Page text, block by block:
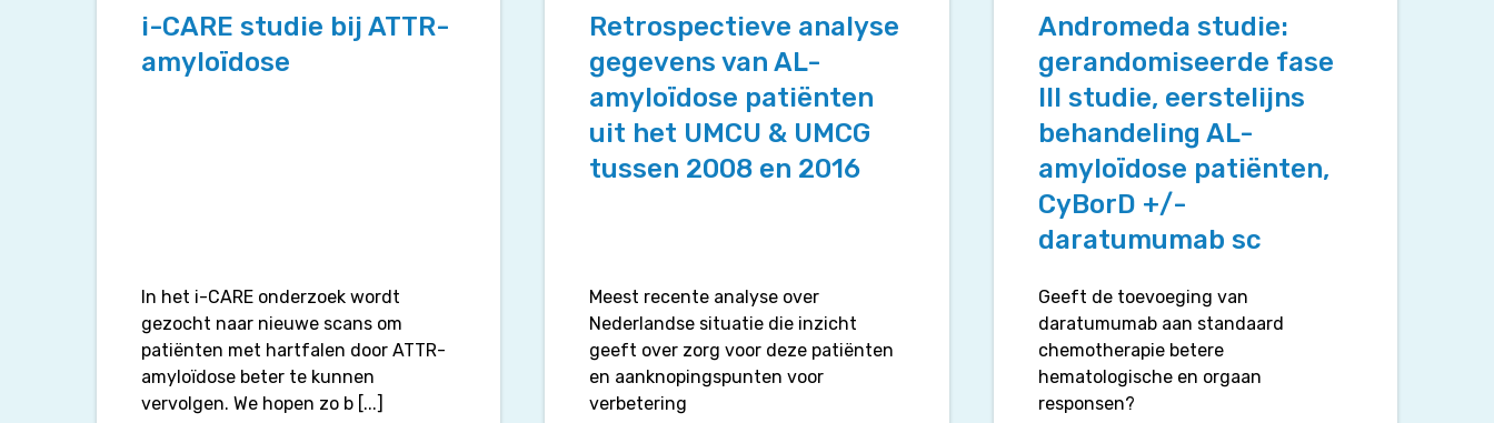
i-CARE studie bij ATTR-
amyloïdose
In het i-CARE onderzoek wordt
gezocht naar nieuwe scans om
patiënten met hartfalen door ATTR-
amyloïdose beter te kunnen
vervolgen. We hopen zo b [...]
Retrospectieve analyse
gegevens van AL-
amyloïdose patiënten
uit het UMCU & UMCG
tussen 2008 en 2016
Meest recente analyse over
Nederlandse situatie die inzicht
geeft over zorg voor deze patiënten
en aanknopingspunten voor
verbetering
Andromeda studie:
gerandomiseerde fase
III studie, eerstelijns
behandeling AL-
amyloïdose patiënten,
CyBorD +/-
daratumumab sc
Geeft de toevoeging van
daratumumab aan standaard
chemotherapie betere
hematologische en orgaan
responsen?